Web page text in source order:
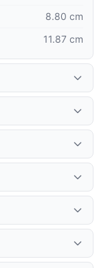
met
app maakt het
en te
dagelijks
Met een optie om
bent u
dat nodig is.
8.80 cm
11.87 cm